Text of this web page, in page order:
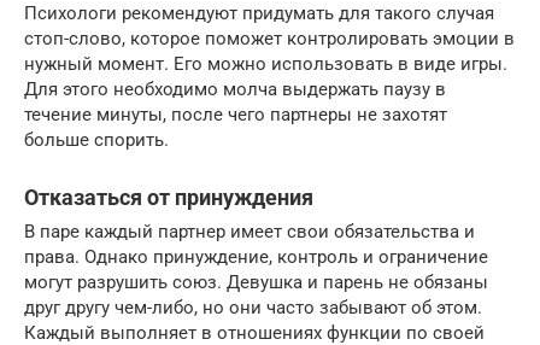
Психологи рекомендуют придумать для такого случая
стоп-слово, которое поможет контролировать эмоции в
нужный момент. Его можно использовать в виде игры.
Для этого необходимо молча выдержать паузу в
течение минуты, после чего партнеры не захотят
больше спорить.
Отказаться от принуждения
В паре каждый партнер имеет свои обязательства и
права. Однако принуждение, контроль и ограничение
могут разрушить союз. Девушка и парень не обязаны
друг другу чем-либо, но они часто забывают об этом.
Каждый выполняет в отношениях функции по своей